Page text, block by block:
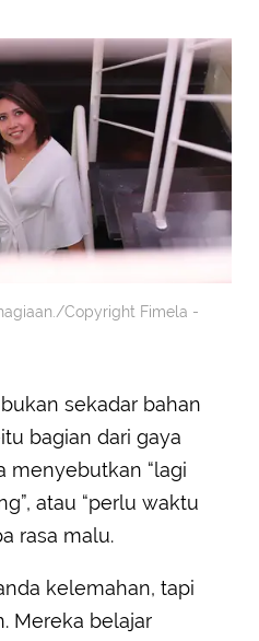
Copyright Fimela -
sekadar bahan
bagian dari gaya
menyebutkan “lagi
atau “perlu waktu
rasa malu.
kelemahan, tapi
Mereka belajar